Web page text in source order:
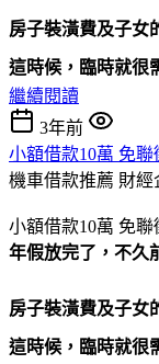
房子裝潢費及子
這時候，臨時就很
繼續閱讀
3年前
小額借款10萬 免
機車借款推薦 財經
小額借款10萬 免
年假放完了，不久
房子裝潢費及子
這時候，臨時就很